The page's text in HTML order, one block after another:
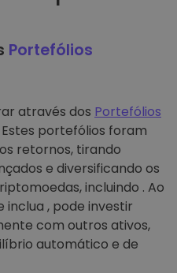
Portefólios
através dos Portefólios
Estes portefólios foram
retornos, tirando
e diversificando os
incluindo . Ao
, pode investir
com outros ativos,
automático e de